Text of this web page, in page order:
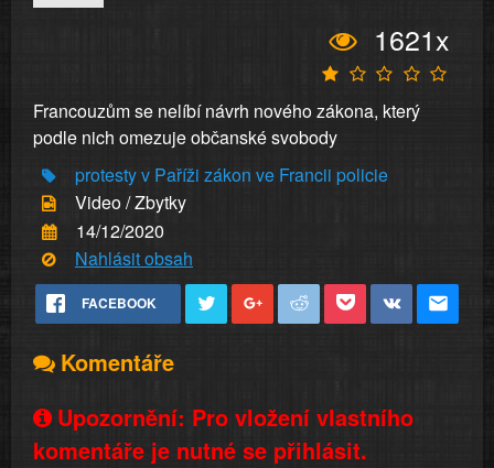
1621x
Francouzům se nelíbí návrh nového zákona, který
podle nich omezuje občanské svobody
protesty v Paříži zákon ve Francii policie
Video / Zbytky
14/12/2020
Nahlásit obsah
FACEBOOK
Komentáře
Upozornění: Pro vložení vlastního
komentáře je nutné se přihlásit.